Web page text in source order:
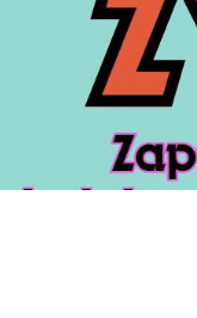
STANDARDY